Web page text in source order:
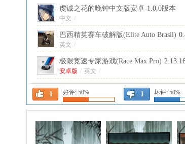
1 好评: 50% 1 坏评: 50%
虔诚之花的晚钟中文版安卓 1.0.0版本
中文 /
巴西精英赛车破解版(Elite Auto Brasil)
新版
英文 /
极限竞速专家游戏(Race Max Pro)
卓版
安卓版 / 英文 /
梦幻家园九游版最新版 7.5.0安卓版
安卓版 / 中文 /
安卓版 / 中文 /
斗罗大陆魂师对决九游官方版 2.40.1安